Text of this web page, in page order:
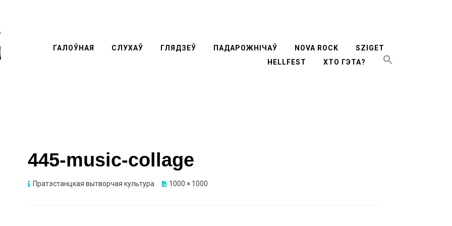
Перейти
ГАЛОЎНАЯ СЛУХАЎ ГЛЯДЗЕЎ ПАДАРОЖНІЧАЎ NOVA ROCK
SZIGET
HELLFEST
ХТО ГЭТА?
445-music-collage
Пратэстанцкая вытворчая культура 1000 × 1000